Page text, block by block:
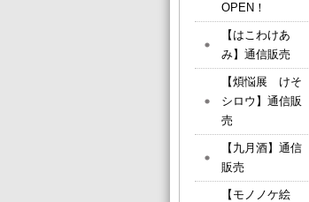
OPEN！
【はこわけあ
み】通信販売
【煩悩展 けそ
シロウ】通信販
売
【九月酒】通信
販売
【モノノケ絵